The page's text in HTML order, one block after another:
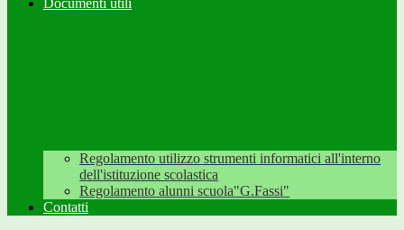
Documenti utili
Regolamento utilizzo strumenti informatici all'interno
dell'istituzione scolastica
Regolamento alunni scuola"G.Fassi"
Contatti